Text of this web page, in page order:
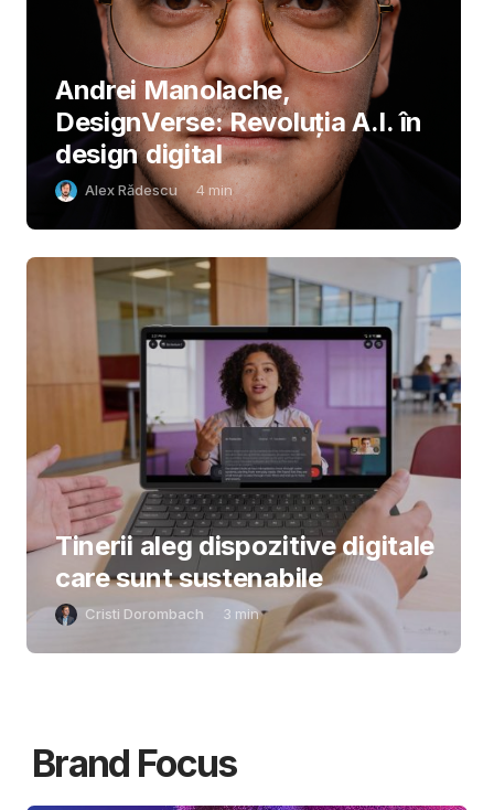
Andrei Manolache,
DesignVerse: Revoluția A.I. în
design digital
Alex Rădescu 4 min
Tinerii aleg dispozitive digitale
care sunt sustenabile
Cristi Dorombach 3 min
Brand Focus